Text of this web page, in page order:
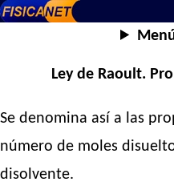
Ley de Raoult.
Se denomina así a las
número de moles
disolvente.